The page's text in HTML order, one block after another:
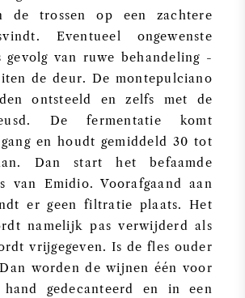
de trossen op een zachtere
Eventueel ongewenste
gevolg van ruwe behandeling -
de deur. De montepulciano
ontsteeld en zelfs met de
De fermentatie komt
en houdt gemiddeld 30 tot
Dan start het befaamde
van Emidio. Voorafgaand aan
er geen filtratie plaats. Het
namelijk pas verwijderd als
vrijgegeven. Is de fles ouder
worden de wijnen één voor
gedecanteerd en in een